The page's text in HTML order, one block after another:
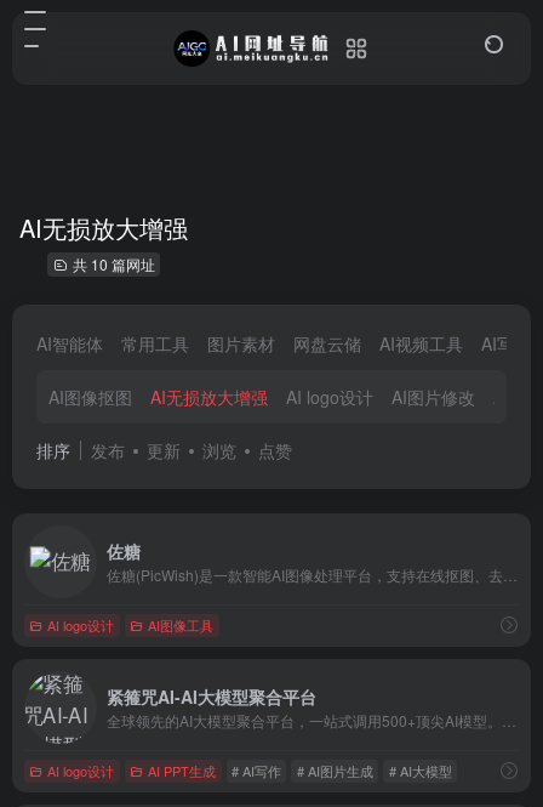
AI无损放大增强
共 10 篇网址
AI智能体 常用工具 图片素材 网盘云储 AI视频工具 AI写作
AI图像抠图 AI无损放大增强 AI logo设计 AI图片修改 AI图
排序 发布 更新 浏览 点赞
佐糖
AI logo设计 AI图像工具
紧箍咒AI-AI大模型聚合平台
AI logo设计 AI PPT生成 # AI写作 # AI图片生成 # AI大模型